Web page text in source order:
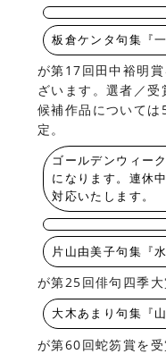
板倉ケンタ句集『一
が第17回田中裕明
ざいます。選者／受
候補作品について
定。
ゴールデンウィー
になります。連休
対応いたします。
片山由美子句集『水
が第25回俳句四季大
大木あまり句集『山
が第60回蛇笏賞を